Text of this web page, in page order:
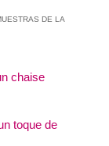
DE LA
chaise
toque de